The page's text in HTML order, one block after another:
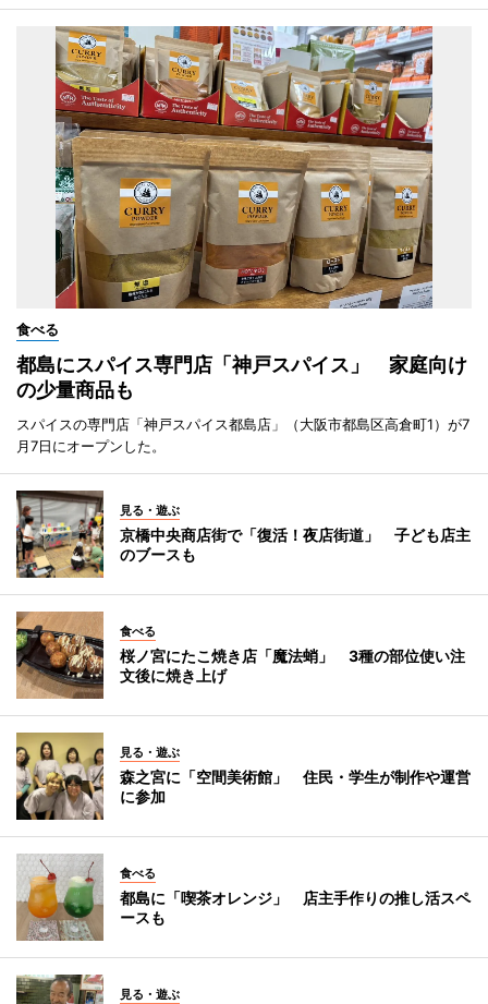
食べる
都島にスパイス専門店「神戸スパイス」 家庭向け
の少量商品も
スパイスの専門店「神戸スパイス都島店」（大阪市都島区高倉町1）が7
月7日にオープンした。
見る・遊ぶ
京橋中央商店街で「復活！夜店街道」 子ども店主
のブースも
食べる
桜ノ宮にたこ焼き店「魔法蛸」 3種の部位使い注
文後に焼き上げ
見る・遊ぶ
森之宮に「空間美術館」 住民・学生が制作や運営
に参加
食べる
都島に「喫茶オレンジ」 店主手作りの推し活スペ
ースも
見る・遊ぶ